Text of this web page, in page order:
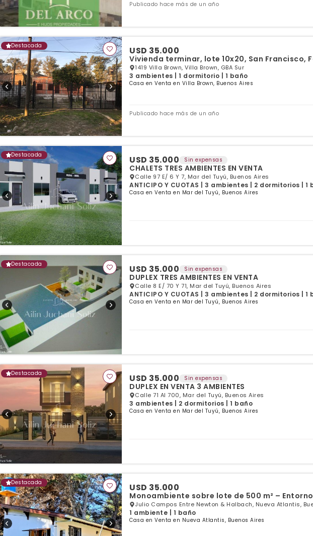
Publicado hace más de un año
Destacada USD 35.000
Vivienda terminar, lote 10x20, San Francisco,
1419 Villa Brown, Villa Brown, GBA Sur
3 ambientes | 1 dormitorio | 1 baño
Casa en Venta en Villa Brown, Buenos Aires
Publicado hace más de un año
Destacada USD 35.000 Sin expensas
CHALETS TRES AMBIENTES EN VENTA
Calle 97 E/ 6 Y 7, Mar del Tuyú, Buenos Aires
ANTICIPO Y CUOTAS | 3 ambientes | 2 dormitorios | 1
Casa en Venta en Mar del Tuyú, Buenos Aires
Destacada USD 35.000 Sin expensas
DUPLEX TRES AMBIENTES EN VENTA
Calle 8 E/ 70 Y 71, Mar del Tuyú, Buenos Aires
ANTICIPO Y CUOTAS | 3 ambientes | 2 dormitorios | 1
Casa en Venta en Mar del Tuyú, Buenos Aires
Destacada USD 35.000 Sin expensas
DUPLEX EN VENTA 3 AMBIENTES
Calle 71 Al 700, Mar del Tuyú, Buenos Aires
3 ambientes | 2 dormitorios | 1 baño
Casa en Venta en Mar del Tuyú, Buenos Aires
Destacada USD 35.000
Monoambiente sobre lote de 500 m² –
Julio Campos Entre Newton & Halbach, Nueva Atlantis,
1 ambiente | 1 baño
Casa en Venta en Nueva Atlantis, Buenos Aires